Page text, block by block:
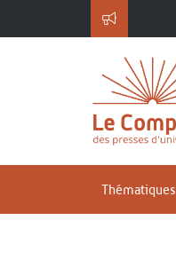
Thématiques